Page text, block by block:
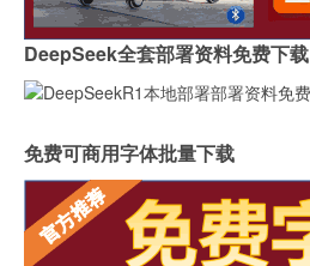
DeepSeek全套部署资料免费下载
免费可商用字体批量下载